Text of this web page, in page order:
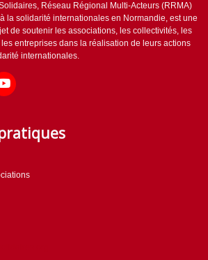
Réseau Régional Multi-Acteurs (RRMA)
la solidarité internationales en Normandie, est une
de soutenir les associations, les collectivités, les
entreprises dans la réalisation de leurs actions
internationales.